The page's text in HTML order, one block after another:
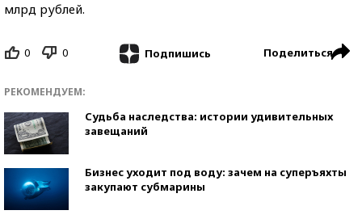
млрд рублей.
0 0 Подпишись Поделиться
РЕКОМЕНДУЕМ:
Судьба наследства: истории удивительных
завещаний
Бизнес уходит под воду: зачем на суперъяхты
закупают субмарины